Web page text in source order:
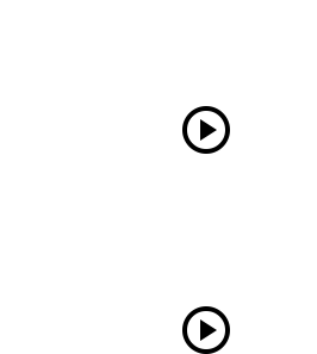
play_circle
play_circle